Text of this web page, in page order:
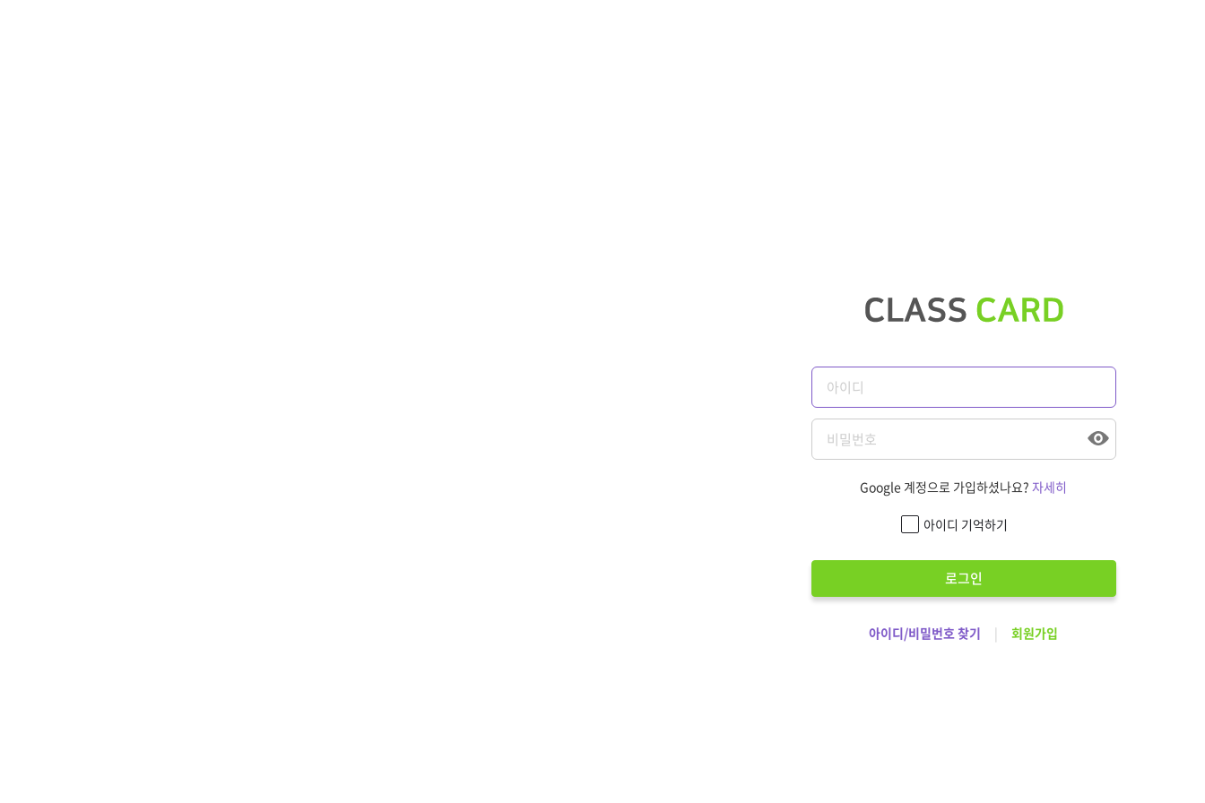
Google 계정으로 가입하셨나요?자세히
아이디 기억하기
로그인
아이디/비밀번호 찾기 | 회원가입